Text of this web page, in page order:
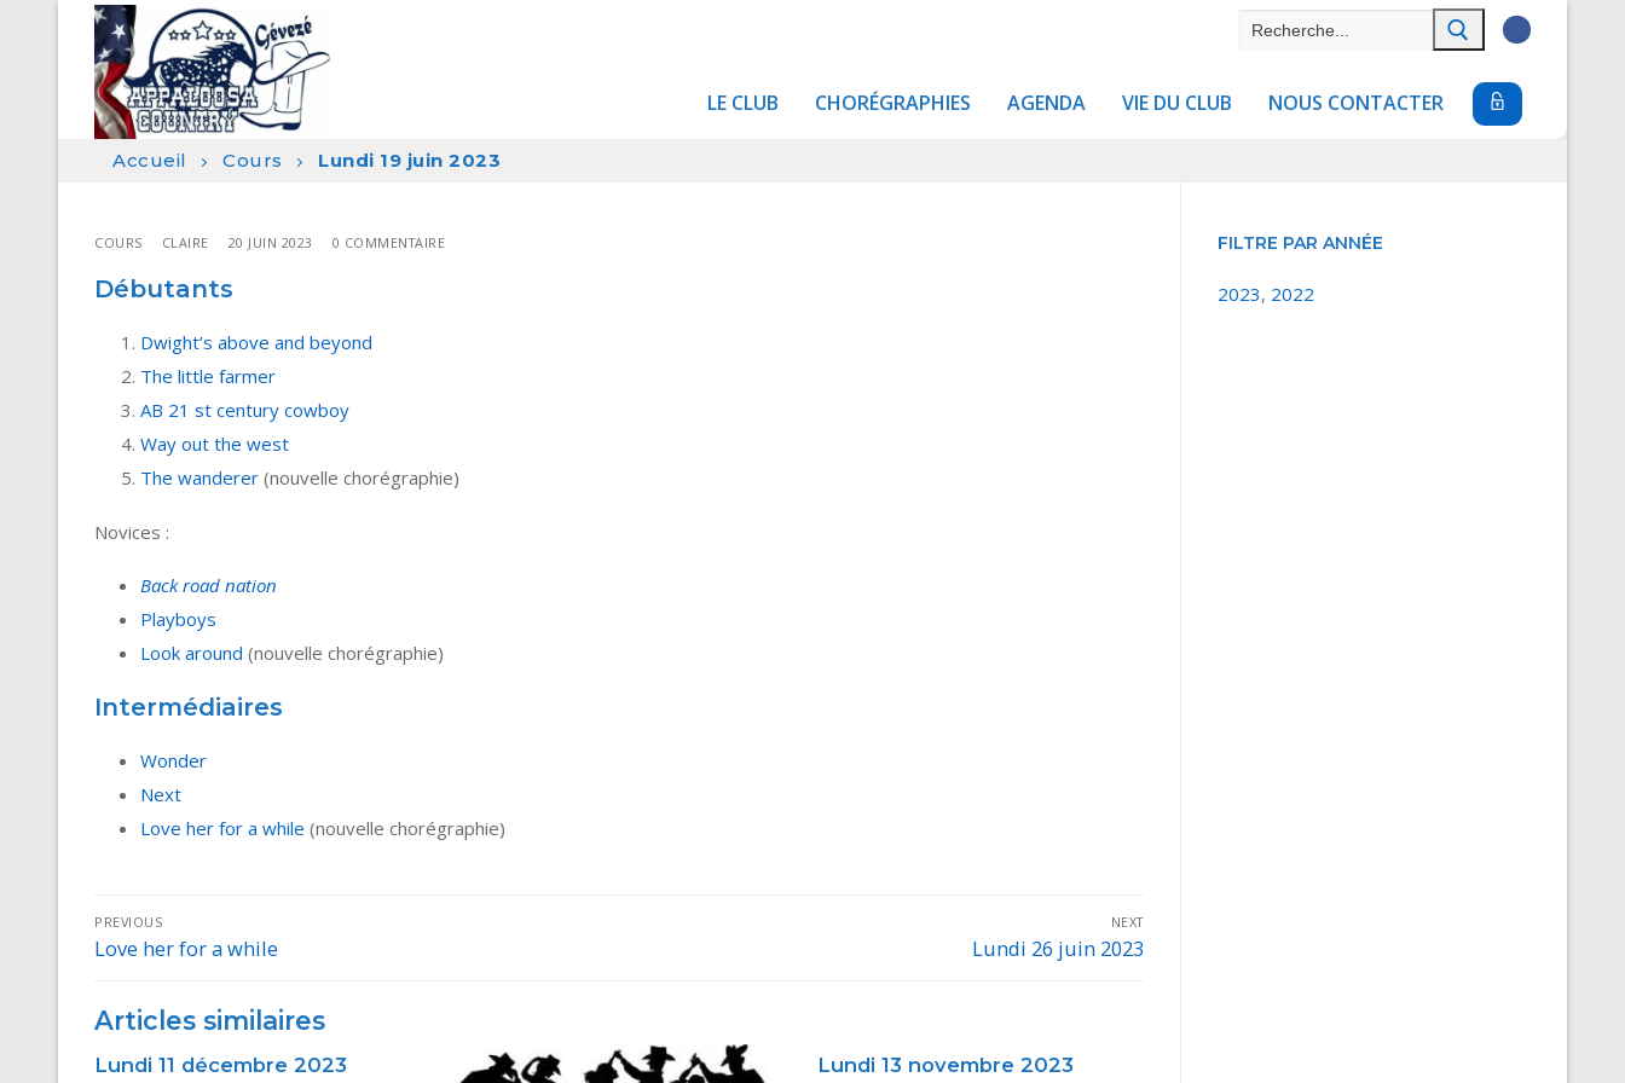
contenu
Rechercher
LE CLUB CHORÉGRAPHIES AGENDA VIE DU CLUB NOUS CONTACTER
Accueil Cours Lundi 19 juin 2023
COURS CLAIRE 20 JUIN 2023 0 COMMENTAIRE
Débutants
Dwight’s above and beyond
The little farmer
AB 21 st century cowboy
Way out the west
The wanderer(nouvelle chorégraphie)
Novices :
Back road nation
Playboys
Look around (nouvelle chorégraphie)
Intermédiaires
Wonder
Next
Love her for a while (nouvelle chorégraphie)
Navigation
de
l’article
PREVIOUS
Previous
Love her for a while
NEXT
Next
Lundi 26 juin 2023
Articles similaires
Lundi 11 décembre 2023 Lundi 13 novembre 2023
FILTRE PAR ANNÉE
2023, 2022